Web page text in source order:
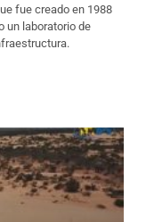
fue creado en 1988
un laboratorio de